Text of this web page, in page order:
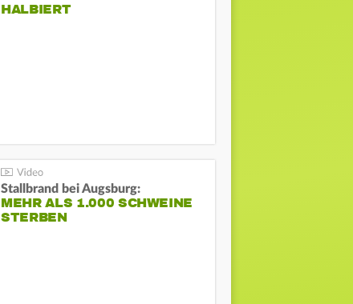
HALBIERT
Stallbrand bei Augsburg:
MEHR ALS 1.000 SCHWEINE
STERBEN